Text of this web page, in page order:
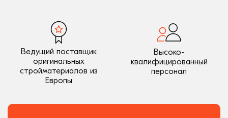
Ведущий поставщик
оригинальных
стройматериалов из
Европы
Высоко-
квалифицированный
персонал